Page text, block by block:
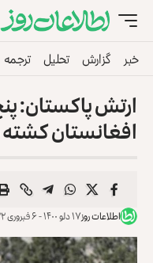
خبر گزارش تحلیل ترجمه
ارتش پاکستان:
افغانستان
اطلاعات روز۱۷ دلو ۱۴۰۰ - ۶ فبروری ۲۰۲۲